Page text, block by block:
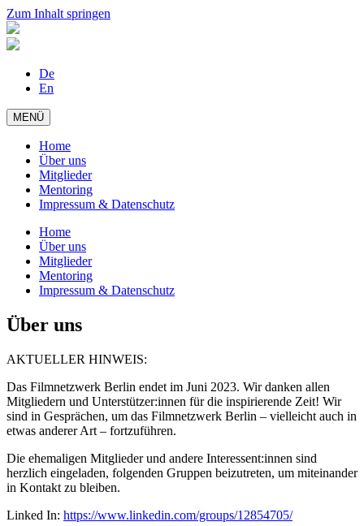
Zum Inhalt springen
De
En
MENÜ
Home
Über uns
Mitglieder
Mentoring
Impressum & Datenschutz
Home
Über uns
Mitglieder
Mentoring
Impressum & Datenschutz
Über uns
AKTUELLER HINWEIS:
Das Filmnetzwerk Berlin endet im Juni 2023. Wir danken allen
Mitgliedern und Unterstützer:innen für die inspirierende Zeit! Wir
sind in Gesprächen, um das Filmnetzwerk Berlin – vielleicht auch in
etwas anderer Art – fortzuführen.
Die ehemaligen Mitglieder und andere Interessent:innen sind
herzlich eingeladen, folgenden Gruppen beizutreten, um miteinander
in Kontakt zu bleiben.
Linked In: https://www.linkedin.com/groups/12854705/